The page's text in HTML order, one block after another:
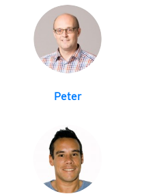
Peter